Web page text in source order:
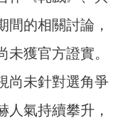
間的相關討論，
獲官方證實。
尚未針對選角爭
人氣持續攀升，